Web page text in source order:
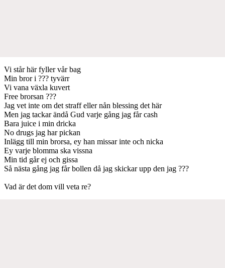
Vi står här fyller vår bag
Min bror i ??? tyvärr
Vi vana växla kuvert
Free brorsan ???
Jag vet inte om det straff eller nån blessing det här
Men jag tackar ändå Gud varje gång jag får cash
Bara juice i min dricka
No drugs jag har pickan
Inlägg till min brorsa, ey han missar inte och nicka
Ey varje blomma ska vissna
Min tid går ej och gissa
Så nästa gång jag får bollen då jag skickar upp den jag ???
Vad är det dom vill veta re?